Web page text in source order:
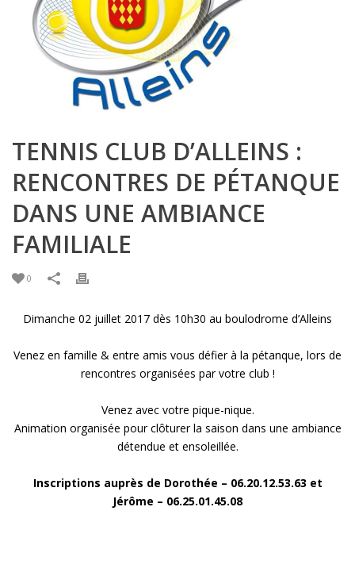
TENNIS CLUB D’ALLEINS :
RENCONTRES DE PÉTANQUE
DANS UNE AMBIANCE
FAMILIALE
0
Dimanche 02 juillet 2017 dès 10h30 au boulodrome d’Alleins
Venez en famille & entre amis vous défier à la pétanque, lors de
rencontres organisées par votre club !
Venez avec votre pique-nique.
Animation organisée pour clôturer la saison dans une ambiance
détendue et ensoleillée.
Inscriptions auprès de Dorothée – 06.20.12.53.63 et
Jérôme – 06.25.01.45.08